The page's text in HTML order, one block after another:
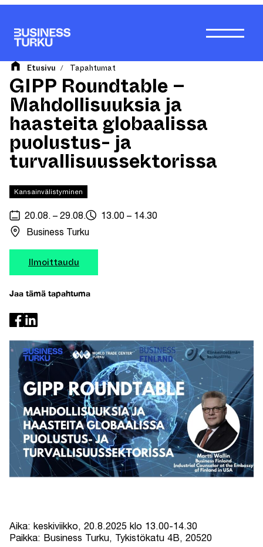
Etusivu / Tapahtumat
GIPP Roundtable –
Mahdollisuuksia ja
haasteita globaalissa
puolustus- ja
turvallisuussektorissa
Kansainvälistyminen
20.08. – 29.08.
13.00 – 14.30
Business Turku
Ilmoittaudu
Jaa tämä tapahtuma
Aika: keskiviikko, 20.8.2025 klo 13.00-14.30
Paikka: Business Turku, Tykistökatu 4B, 20520